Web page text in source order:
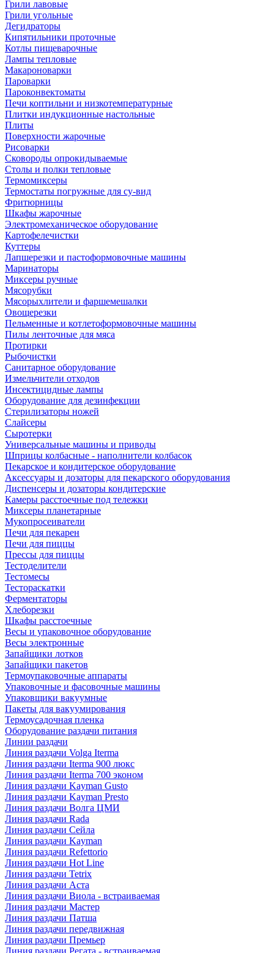
Грили лавовые
Грили угольные
Дегидраторы
Кипятильники проточные
Котлы пищеварочные
Лампы тепловые
Макароноварки
Пароварки
Пароконвектоматы
Печи коптильни и низкотемпературные
Плитки индукционные настольные
Плиты
Поверхности жарочные
Рисоварки
Сковороды опрокидываемые
Столы и полки тепловые
Термомиксеры
Термостаты погружные для су-вид
Фритюрницы
Шкафы жарочные
Электромеханическое оборудование
Картофелечистки
Куттеры
Лапшерезки и пастоформовочные машины
Маринаторы
Миксеры ручные
Мясорубки
Мясорыхлители и фаршемешалки
Овощерезки
Пельменные и котлетоформовочные машины
Пилы ленточные для мяса
Протирки
Рыбочистки
Санитарное оборудование
Измельчители отходов
Инсектицидные лампы
Оборудование для дезинфекции
Стерилизаторы ножей
Слайсеры
Сыротерки
Универсальные машины и приводы
Шприцы колбасные - наполнители колбасок
Пекарское и кондитерское оборудование
Аксессуары и дозаторы для пекарского оборудования
Диспенсеры и дозаторы кондитерские
Камеры расстоечные под тележки
Миксеры планетарные
Мукопросеиватели
Печи для пекарен
Печи для пиццы
Прессы для пиццы
Тестоделители
Тестомесы
Тестораскатки
Ферментаторы
Хлеборезки
Шкафы расстоечные
Весы и упаковочное оборудование
Весы электронные
Запайщики лотков
Запайщики пакетов
Термоупаковочные аппараты
Упаковочные и фасовочные машины
Упаковщики вакуумные
Пакеты для вакуумирования
Термоусадочная пленка
Оборудование раздачи питания
Линии раздачи
Линия раздачи Volga Iterma
Линия раздачи Iterma 900 люкс
Линия раздачи Iterma 700 эконом
Линия раздачи Kayman Gusto
Линия раздачи Kayman Presto
Линия раздачи Волга ЦМИ
Линия раздачи Rada
Линия раздачи Сейла
Линия раздачи Kayman
Линия раздачи Refettorio
Линия раздачи Hot Line
Линия раздачи Tetrix
Линия раздачи Аста
Линия раздачи Виола - встраиваемая
Линия раздачи Мастер
Линия раздачи Патша
Линия раздачи передвижная
Линия раздачи Премьер
Линия раздачи Регата - встраиваемая